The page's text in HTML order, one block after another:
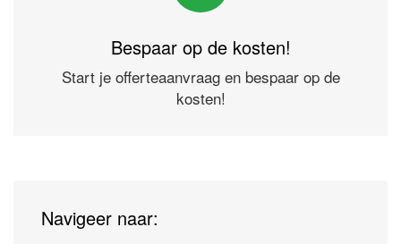
Bespaar op de kosten!
Start je offerteaanvraag en bespaar op de
kosten!
Navigeer naar: